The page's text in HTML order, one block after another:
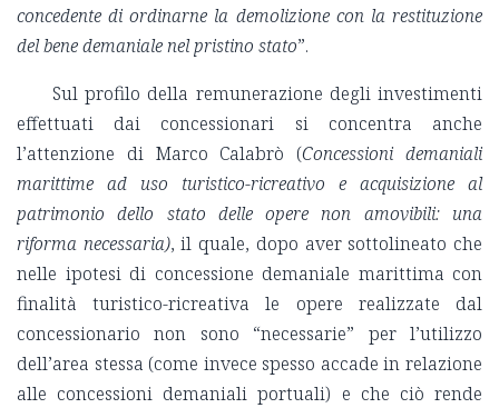
concedente di ordinarne la demolizione con la restituzione
del bene demaniale nel pristino stato”.
Sul profilo della remunerazione degli investimenti
effettuati dai concessionari si concentra anche
l’attenzione di Marco Calabrò (Concessioni demaniali
marittime ad uso turistico-ricreativo e acquisizione al
patrimonio dello stato delle opere non amovibili: una
riforma necessaria), il quale, dopo aver sottolineato che
nelle ipotesi di concessione demaniale marittima con
finalità turistico-ricreativa le opere realizzate dal
concessionario non sono “necessarie” per l’utilizzo
dell’area stessa (come invece spesso accade in relazione
alle concessioni demaniali portuali) e che ciò rende